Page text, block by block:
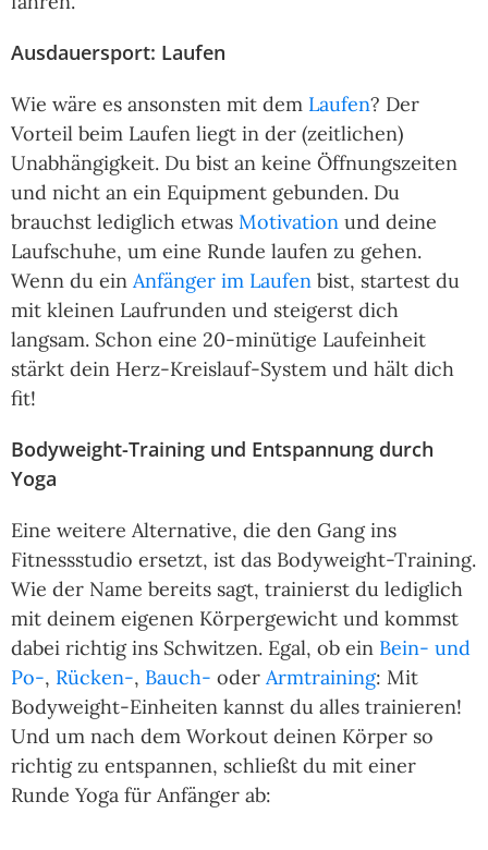
Ausdauersport: Laufen
Wie wäre es ansonsten mit dem Laufen? Der
Vorteil beim Laufen liegt in der (zeitlichen)
Unabhängigkeit. Du bist an keine Öffnungszeiten
und nicht an ein Equipment gebunden. Du
brauchst lediglich etwas Motivation und deine
Laufschuhe, um eine Runde laufen zu gehen.
Wenn du ein Anfänger im Laufen bist, startest du
mit kleinen Laufrunden und steigerst dich
langsam. Schon eine 20-minütige Laufeinheit
stärkt dein Herz-Kreislauf-System und hält dich
fit!
Bodyweight-Training und Entspannung durch
Yoga
Eine weitere Alternative, die den Gang ins
Fitnessstudio ersetzt, ist das Bodyweight-Training.
Wie der Name bereits sagt, trainierst du lediglich
mit deinem eigenen Körpergewicht und kommst
dabei richtig ins Schwitzen. Egal, ob ein Bein- und
Po-, Rücken-, Bauch- oder Armtraining: Mit
Bodyweight-Einheiten kannst du alles trainieren!
Und um nach dem Workout deinen Körper so
richtig zu entspannen, schließt du mit einer
Runde Yoga für Anfänger ab: